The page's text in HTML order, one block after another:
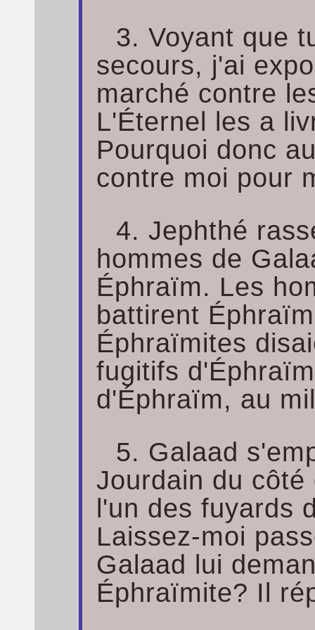
3. Voyant que
secours, j'ai
marché contre
L'Éternel les a
Pourquoi donc
contre moi pour
4. Jephthé
hommes de
Éphraïm. Les
battirent
Éphraïmites
fugitifs
d'Éphraïm, au
5. Galaad
Jourdain du
l'un des fuyards
Laissez-moi
Galaad lui
Éphraïmite? Il